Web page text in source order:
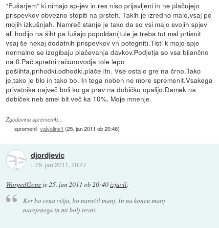
*Fušarjem* ki nimajo sp-jev in res niso prijavljeni in ne plačujejo
prispevkov obvezno stopiti na prsteh. Takih je izredno malo,vsaj po
mojih izkušnjah. Namreč stanje je tako da so vsi majo svojih spjev
ali hodijo na šiht pa fušajo popoldan(tule je treba tut mal prtisnit
vsaj še nekaj dodatnih prispevkov vn potegnit).Tisti k majo spje
normalno se izogibaju plačevanja davkov.Podjetja so vsa bilančno
na 0.Pač spretni računovodja tole lepo
pošlihta,prihodki,odhodki,plače itn. Vse ostalo gre na črno.Tako
je,tako je blo in tako bo. In tega noben ne more spremenit.Vsakega
privatnika največ boli ko ga prav na dobičku opalijo.Damek na
dobiček neb smel bit več ka 10%. Moje mnenje.
Zgodovina sprememb…
spremenil:valvoline1 (25. jan 2011 ob 20:46)
djordjevic
::25. jan 2011, 20:47
WarpedGone je 25. jan 2011 ob 20:40izjavil:
Ker bo cena višja, bo naročil manj. In na koncu manj
narejenega in mi bolj revni.